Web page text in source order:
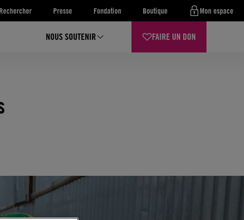
Rechercher Presse Fondation Boutique Mon espace
NOUS SOUTENIR FAIRE UN DON